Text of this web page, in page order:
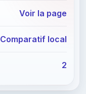
Voir la page
Comparatif local
2